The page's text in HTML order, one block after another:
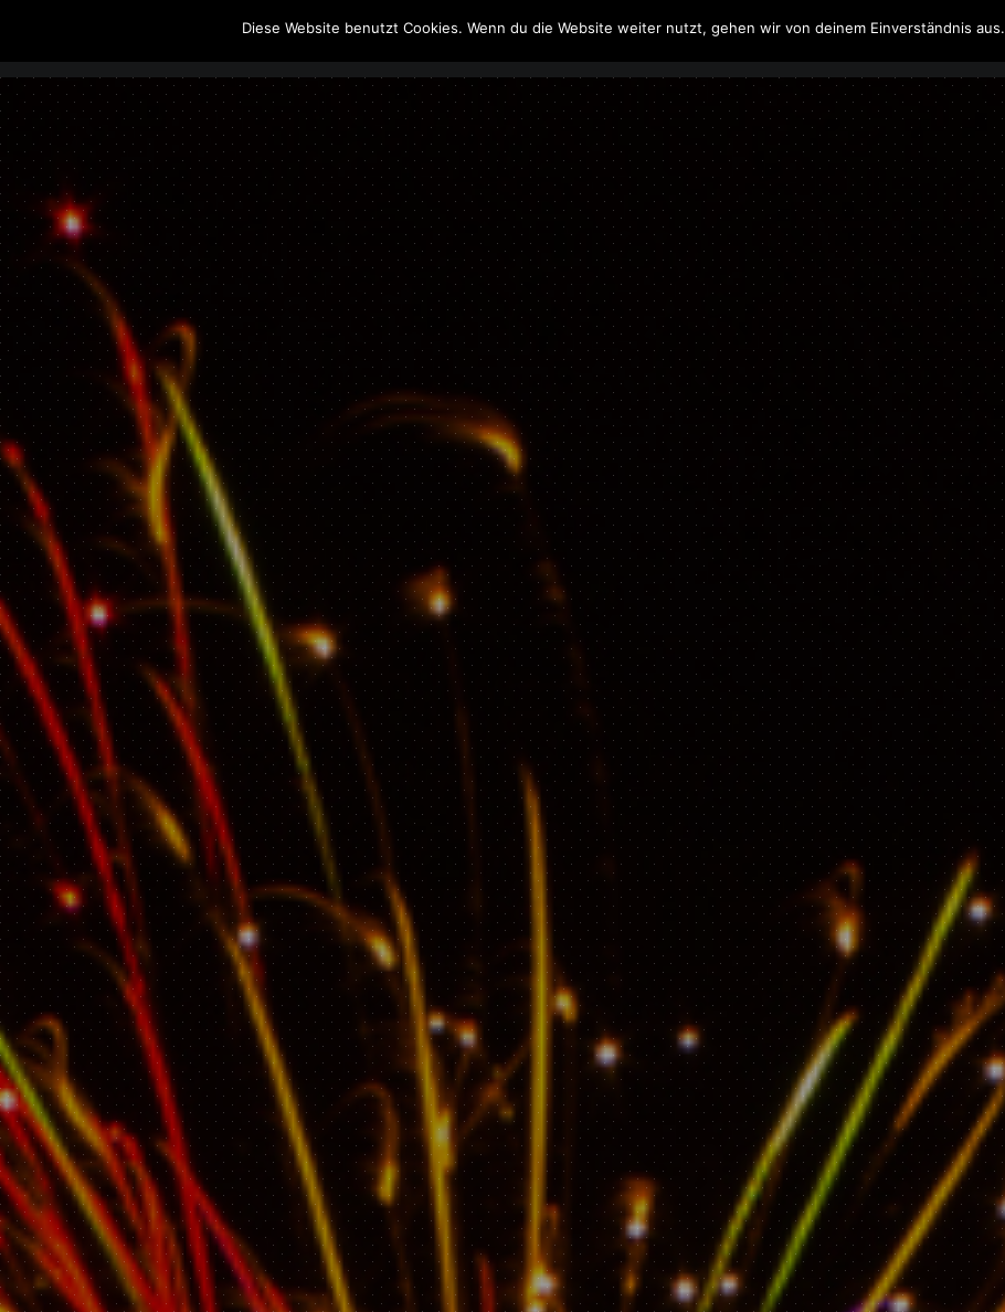
The Howling Men Filme & Serien Musik Spielzeug Literatur
Diese Website benutzt Cookies. Wenn du die Website weiter nutzt, gehen wir von deinem Einverständnis aus.